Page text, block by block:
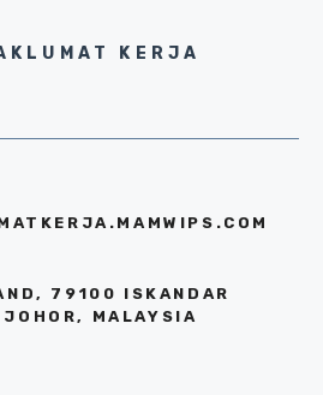
KERJA
79100 ISKANDAR
MALAYSIA